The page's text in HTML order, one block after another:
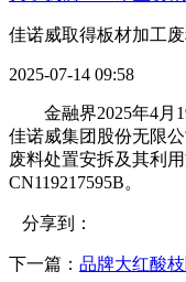
佳诺威取得板材加工
2025-07-14 09:58
金融界2025年4月19
佳诺威集团股份无限
废料处置安拆及其利
CN119217595B。
分享到：
下一篇： 品牌大红酸